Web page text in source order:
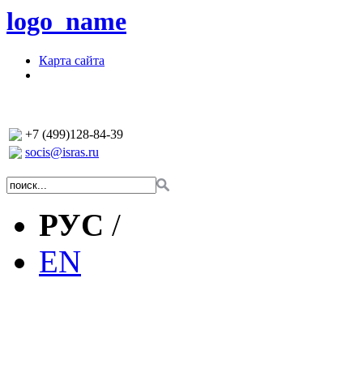
logo_name
Карта сайта
+7 (499)128-84-39
socis@isras.ru
РУС /
EN